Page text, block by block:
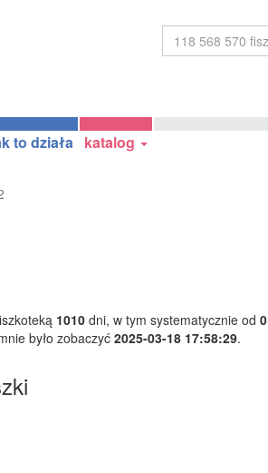
to działa katalog
1010 dni, w tym systematycznie od 0
było zobaczyć 2025-03-18 17:58:29.